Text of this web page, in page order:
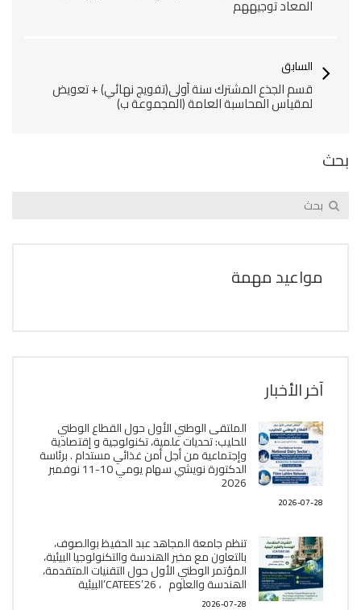
المعاد توجيههم
السابق
قسم الجذع المشترك سنة أولى(تفويج نهائي) + تعويض
لمقياس المحاسبة العامة (المجموعة ب)
بحث
مواعيد مهمة
آخر الأخبار
الملتقى الوطني الأول حول القطاع الوطني
للحليب: تحديات علمية، تكنولوجية و إقتصادية
وإجتماعية من أجل أمن غذائي مستدام . برئاسة
الدكتورة نويشي سهام يومي 10-11 نوفمبر
2026
2026-07-28
تنظم جامعة المجاهد عبد الحفيظ بوالصوف،
بالتعاون مع مخبر الھندسة والتكنولوجيا البیئیة،
المؤتمر الوطني الأول حول التقنيات المتقدمة،
الھندسة والعلوم ، CATEES’26’البیئية
2026-07-28